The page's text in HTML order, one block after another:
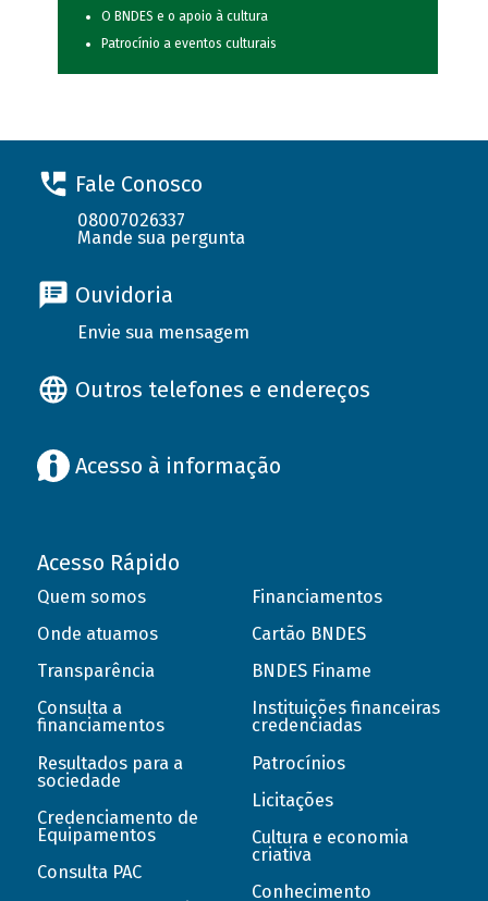
O BNDES e o apoio à cultura
Patrocínio a eventos culturais
Fale Conosco
08007026337
Mande sua pergunta
Ouvidoria
Envie sua mensagem
Outros telefones e endereços
Acesso à informação
Acesso Rápido
Quem somos
Onde atuamos
Transparência
Consulta a
financiamentos
Resultados para a
sociedade
Credenciamento de
Equipamentos
Consulta PAC
Financiamentos
Cartão BNDES
BNDES Finame
Instituições financeiras
credenciadas
Patrocínios
Licitações
Cultura e economia
criativa
Conhecimento